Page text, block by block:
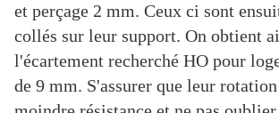
et perçage 2 mm. Ceux ci sont
collés sur leur support. On obtient
l'écartement recherché HO pour
de 9 mm. S'assurer que leur